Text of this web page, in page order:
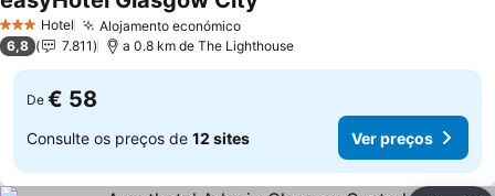
3 EstrelasHotel Alojamento económico
6,8 7.811 a 0.8 km de The Lighthouse
De € 58
Consulte os preços de 12 sites Ver preços